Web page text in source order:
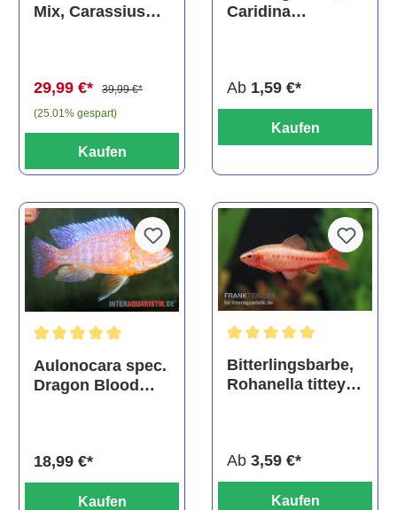
Mix, Carassius
29,99 €*
39,99 €*
(25.01% gespart)
Kaufen
Caridina
Ab 1,59 €*
Kaufen
Durchschnittliche Bewertung von 5 von 5 Sternen
Aulonocara spec.
Dragon Blood
18,99 €*
Kaufen
Bitterlingsbarbe,
Rohanella titteya,
Ab 3,59 €*
Kaufen